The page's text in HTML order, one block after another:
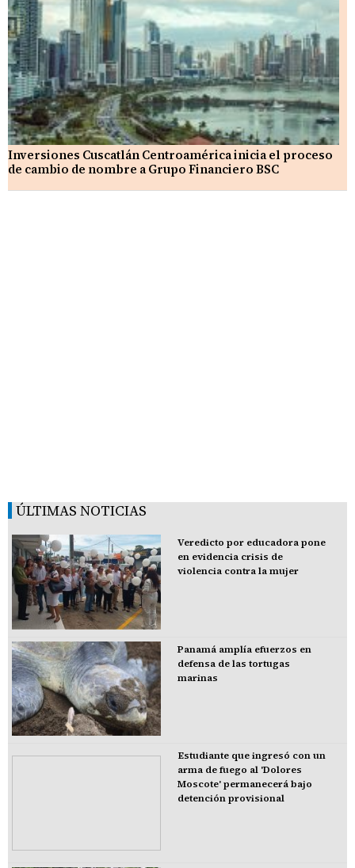
Inversiones Cuscatlán Centroamérica inicia el proceso
de cambio de nombre a Grupo Financiero BSC
ÚLTIMAS NOTICIAS
Veredicto por educadora pone
en evidencia crisis de
violencia contra la mujer
Panamá amplía efuerzos en
defensa de las tortugas
marinas
Estudiante que ingresó con un
arma de fuego al 'Dolores
Moscote' permanecerá bajo
detención provisional